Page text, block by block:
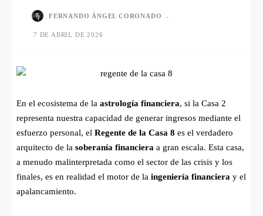
FERNANDO ÁNGEL CORONADO -
7 DE ABRIL DE 2026
En el ecosistema de la astrología financiera, si la Casa 2
representa nuestra capacidad de generar ingresos mediante el
esfuerzo personal, el Regente de la Casa 8 es el verdadero
arquitecto de la soberanía financiera a gran escala. Esta casa,
a menudo malinterpretada como el sector de las crisis y los
finales, es en realidad el motor de la ingeniería financiera y el
apalancamiento.